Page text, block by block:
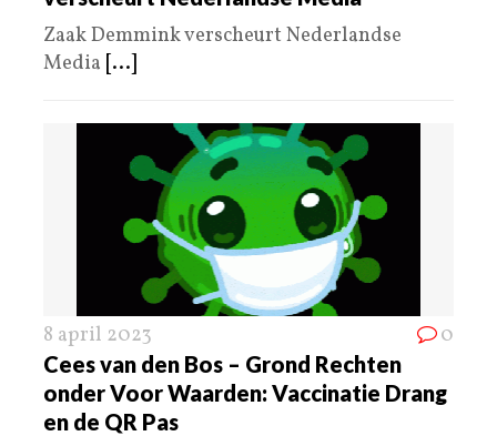
Zaak Demmink verscheurt Nederlandse
Media [...]
8 april 2023 0
Cees van den Bos – Grond Rechten
onder Voor Waarden: Vaccinatie Drang
en de QR Pas